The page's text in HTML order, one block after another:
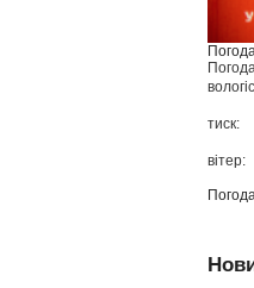
тиск:
вітер: